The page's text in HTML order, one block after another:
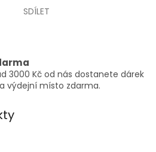
SDÍLET
3000 Kč od nás dostanete dárek
výdejní místo zdarma.